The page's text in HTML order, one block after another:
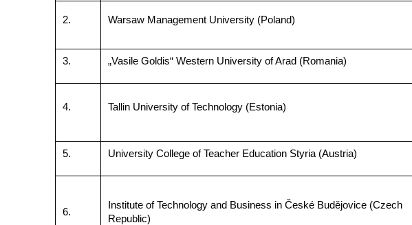
2. Warsaw Management University (Poland)
3. „Vasile Goldis“ Western University of Arad (Romania)
4. Tallin University of Technology (Estonia)
5. University College of Teacher Education Styria (Austria)
6.
Institute of Technology and Business in České Budějovice (Czech
Republic)